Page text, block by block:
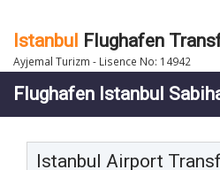
Istanbul Flughafen
Ayjemal Turizm - Lisence No: 14942
Flughafen Istanbul
Istanbul Airport